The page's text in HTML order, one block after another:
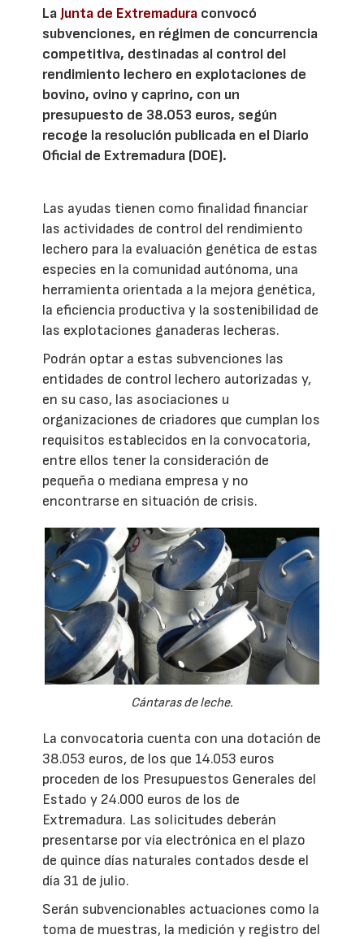
La Junta de Extremadura convocó
subvenciones, en régimen de concurrencia
competitiva, destinadas al control del
rendimiento lechero en explotaciones de
bovino, ovino y caprino, con un
presupuesto de 38.053 euros, según
recoge la resolución publicada en el Diario
Oficial de Extremadura (DOE).
Las ayudas tienen como finalidad financiar
las actividades de control del rendimiento
lechero para la evaluación genética de estas
especies en la comunidad autónoma, una
herramienta orientada a la mejora genética,
la eficiencia productiva y la sostenibilidad de
las explotaciones ganaderas lecheras.
Podrán optar a estas subvenciones las
entidades de control lechero autorizadas y,
en su caso, las asociaciones u
organizaciones de criadores que cumplan los
requisitos establecidos en la convocatoria,
entre ellos tener la consideración de
pequeña o mediana empresa y no
encontrarse en situación de crisis.
Cántaras de leche.
La convocatoria cuenta con una dotación de
38.053 euros, de los que 14.053 euros
proceden de los Presupuestos Generales del
Estado y 24.000 euros de los de
Extremadura. Las solicitudes deberán
presentarse por vía electrónica en el plazo
de quince días naturales contados desde el
día 31 de julio.
Serán subvencionables actuaciones como la
toma de muestras, la medición y registro del